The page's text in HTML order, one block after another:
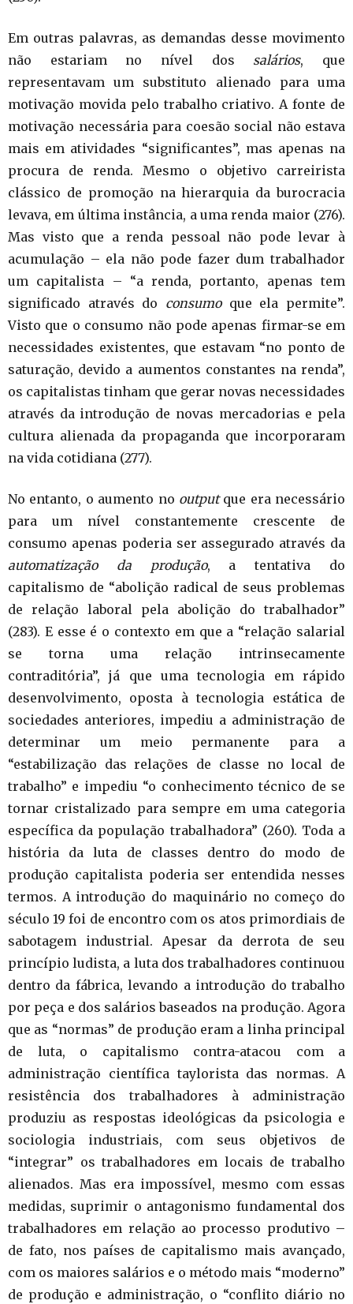
Em outras palavras, as demandas desse movimento
não estariam no nível dos salários, que
representavam um substituto alienado para uma
motivação movida pelo trabalho criativo. A fonte de
motivação necessária para coesão social não estava
mais em atividades “significantes”, mas apenas na
procura de renda. Mesmo o objetivo carreirista
clássico de promoção na hierarquia da burocracia
levava, em última instância, a uma renda maior (276).
Mas visto que a renda pessoal não pode levar à
acumulação – ela não pode fazer dum trabalhador
um capitalista – “a renda, portanto, apenas tem
significado através do consumoque ela permite”.
Visto que o consumo não pode apenas firmar-se em
necessidades existentes, que estavam “no ponto de
saturação, devido a aumentos constantes na renda”,
os capitalistas tinham que gerar novas necessidades
através da introdução de novas mercadorias e pela
cultura alienada da propaganda que incorporaram
na vida cotidiana (277).
No entanto, o aumento no outputque era necessário
para um nível constantemente crescente de
consumo apenas poderia ser assegurado através da
automatização da produção, a tentativa do
capitalismo de “abolição radical de seus problemas
de relação laboral pela abolição do trabalhador”
(283). E esse é o contexto em que a “relação salarial
se torna uma relação intrinsecamente
contraditória”, já que uma tecnologia em rápido
desenvolvimento, oposta à tecnologia estática de
sociedades anteriores, impediu a administração de
determinar um meio permanente para a
“estabilização das relações de classe no local de
trabalho” e impediu “o conhecimento técnico de se
tornar cristalizado para sempre em uma categoria
específica da população trabalhadora” (260). Toda a
história da luta de classes dentro do modo de
produção capitalista poderia ser entendida nesses
termos. A introdução do maquinário no começo do
século 19 foi de encontro com os atos primordiais de
sabotagem industrial. Apesar da derrota de seu
princípio ludista, a luta dos trabalhadores continuou
dentro da fábrica, levando a introdução do trabalho
por peça e dos salários baseados na produção. Agora
que as “normas” de produção eram a linha principal
de luta, o capitalismo contra-atacou com a
administração científica taylorista das normas. A
resistência dos trabalhadores à administração
produziu as respostas ideológicas da psicologia e
sociologia industriais, com seus objetivos de
“integrar” os trabalhadores em locais de trabalho
alienados. Mas era impossível, mesmo com essas
medidas, suprimir o antagonismo fundamental dos
trabalhadores em relação ao processo produtivo –
de fato, nos países de capitalismo mais avançado,
com os maiores salários e o método mais “moderno”
de produção e administração, o “conflito diário no